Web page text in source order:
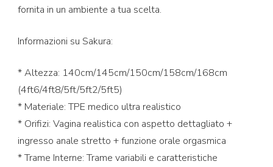
fornita in un ambiente a tua scelta.
Informazioni su Sakura:
* Altezza: 140cm/145cm/150cm/158cm/168cm
(4ft6/4ft8/5ft/5ft2/5ft5)
* Materiale: TPE medico ultra realistico
* Orifizi: Vagina realistica con aspetto dettagliato +
ingresso anale stretto + funzione orale orgasmica
* Trame Interne: Trame variabili e caratteristiche